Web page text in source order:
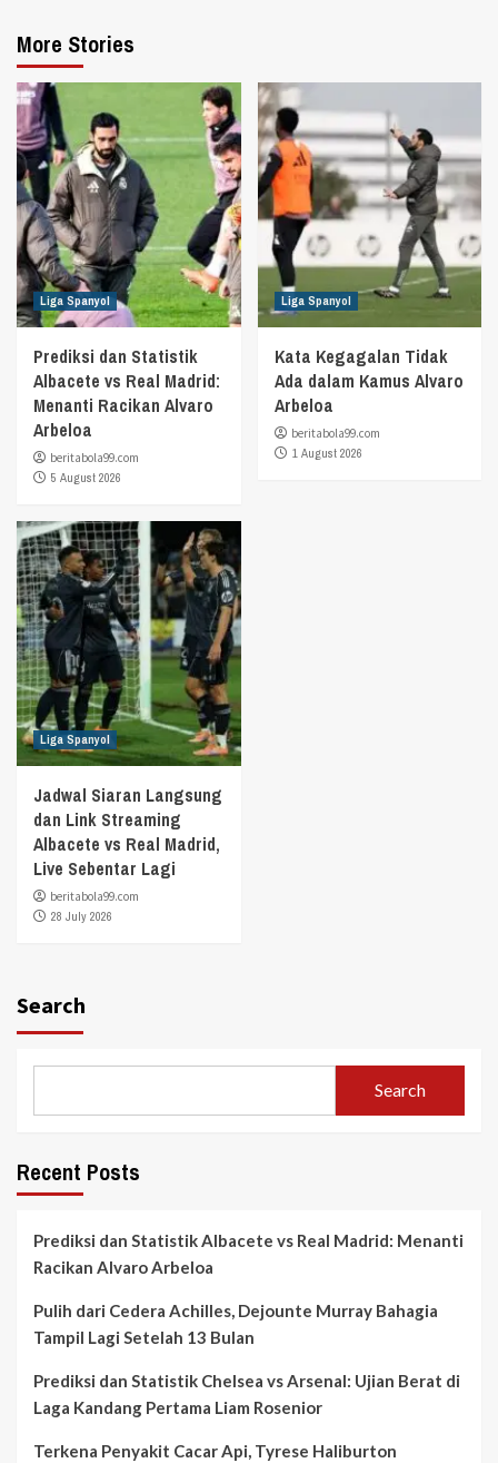
More Stories
Liga Spanyol
Prediksi dan Statistik
Albacete vs Real Madrid:
Menanti Racikan Alvaro
Arbeloa
beritabola99.com
5 August 2026
Liga Spanyol
Kata Kegagalan Tidak
Ada dalam Kamus Alvaro
Arbeloa
beritabola99.com
1 August 2026
Liga Spanyol
Jadwal Siaran Langsung
dan Link Streaming
Albacete vs Real Madrid,
Live Sebentar Lagi
beritabola99.com
28 July 2026
Search
Search
Recent Posts
Prediksi dan Statistik Albacete vs Real Madrid: Menanti
Racikan Alvaro Arbeloa
Pulih dari Cedera Achilles, Dejounte Murray Bahagia
Tampil Lagi Setelah 13 Bulan
Prediksi dan Statistik Chelsea vs Arsenal: Ujian Berat di
Laga Kandang Pertama Liam Rosenior
Terkena Penyakit Cacar Api, Tyrese Haliburton